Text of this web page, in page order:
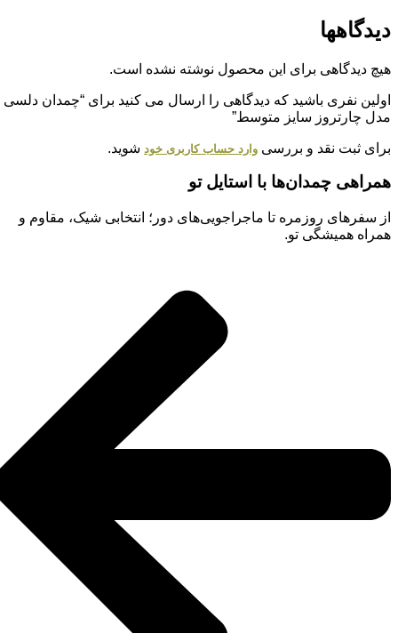
دیدگاهها
هیچ دیدگاهی برای این محصول نوشته نشده است.
اولین نفری باشید که دیدگاهی را ارسال می کنید برای “چمدان دلسی
مدل چارتروز سایز متوسط”
برای ثبت نقد و بررسی وارد حساب کاربری خودشوید.
همراهی چمدان‌ها با استایل تو
از سفرهای روزمره تا ماجراجویی‌های دور؛ انتخابی شیک، مقاوم و
همراه همیشگی تو.